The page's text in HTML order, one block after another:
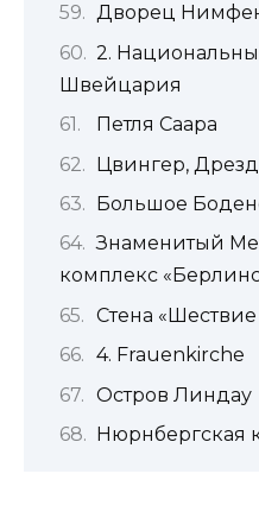
Дворец
2.
Швейцария
Петля Саара
Цвингер,
Большое
Знаменитый
комплекс
Стена
4. Frauenkirche
Остров Линдау
Нюрнбергская